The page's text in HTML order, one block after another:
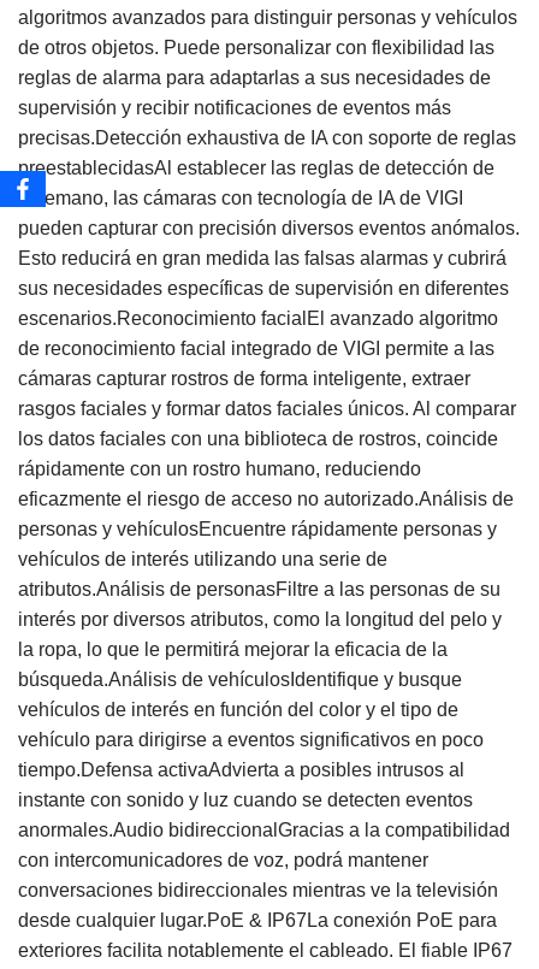
algoritmos avanzados para distinguir personas y vehículos
de otros objetos. Puede personalizar con flexibilidad las
reglas de alarma para adaptarlas a sus necesidades de
supervisión y recibir notificaciones de eventos más
precisas.Detección exhaustiva de IA con soporte de reglas
preestablecidasAl establecer las reglas de detección de
antemano, las cámaras con tecnología de IA de VIGI
pueden capturar con precisión diversos eventos anómalos.
Esto reducirá en gran medida las falsas alarmas y cubrirá
sus necesidades específicas de supervisión en diferentes
escenarios.Reconocimiento facialEl avanzado algoritmo
de reconocimiento facial integrado de VIGI permite a las
cámaras capturar rostros de forma inteligente, extraer
rasgos faciales y formar datos faciales únicos. Al comparar
los datos faciales con una biblioteca de rostros, coincide
rápidamente con un rostro humano, reduciendo
eficazmente el riesgo de acceso no autorizado.Análisis de
personas y vehículosEncuentre rápidamente personas y
vehículos de interés utilizando una serie de
atributos.Análisis de personasFiltre a las personas de su
interés por diversos atributos, como la longitud del pelo y
la ropa, lo que le permitirá mejorar la eficacia de la
búsqueda.Análisis de vehículosIdentifique y busque
vehículos de interés en función del color y el tipo de
vehículo para dirigirse a eventos significativos en poco
tiempo.Defensa activaAdvierta a posibles intrusos al
instante con sonido y luz cuando se detecten eventos
anormales.Audio bidireccionalGracias a la compatibilidad
con intercomunicadores de voz, podrá mantener
conversaciones bidireccionales mientras ve la televisión
desde cualquier lugar.PoE & IP67La conexión PoE para
exteriores facilita notablemente el cableado. El fiable IP67